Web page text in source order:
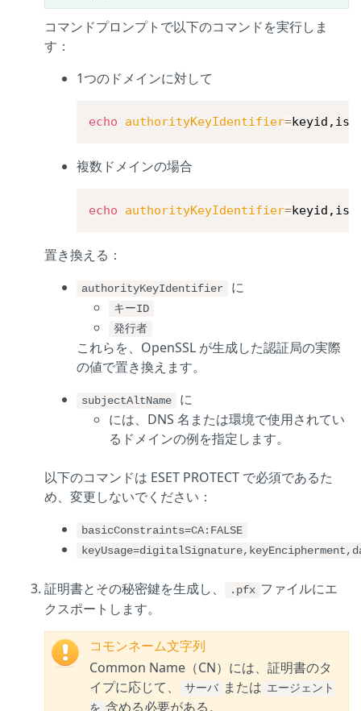
コマンドプロンプトで以下のコマンドを実行しま
す：
1つのドメインに対して
echo authorityKeyIdentifier=
複数ドメインの場合
echo authorityKeyIdentifier=
置き換える：
authorityKeyIdentifier に
キーID
発行者
これらを、OpenSSL が生成した認証局の実際
の値で置き換えます。
subjectAltName
に
には、DNS 名または環境で使用されてい
るドメインの例を指定します。
以下のコマンドは ESET PROTECT で必須であるた
め、変更しないでください：
basicConstraints=CA:FALSE
証明書とその秘密鍵を生成し、 .pfx ファイルにエ
クスポートします。
コモンネーム文字列
Common Name（CN）には、証明書のタ
イプに応じて、
サーバ または エージェント
含める必要がある。